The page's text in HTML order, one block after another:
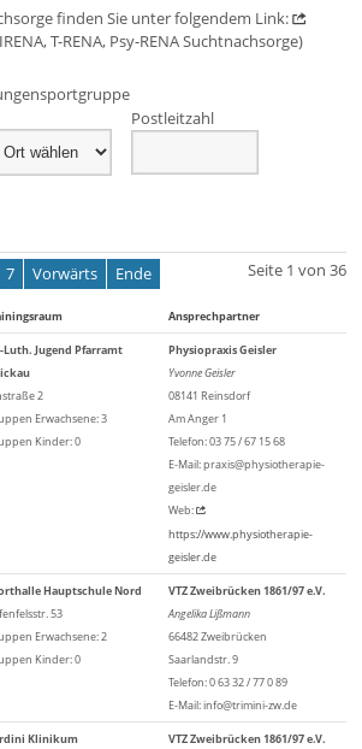
finden Sie unter folgendem Link:
T-RENA, Psy-RENA Suchtnachsorge)
Postleitzahl
Seite 1 von 36
7 Vorwärts Ende
Ansprechpartner
Luth. Jugend Pfarramt
2
Erwachsene: 3
Kinder: 0
Physiopraxis Geisler
Yvonne Geisler
08141 Reinsdorf
Am Anger 1
Telefon: 03 75 / 67 15 68
E-Mail: praxis@physiotherapie-
geisler.de
Web:
https://www.physiotherapie-
geisler.de
Hauptschule Nord
53
Erwachsene: 2
Kinder: 0
VTZ Zweibrücken 1861/97 e.V.
Angelika Lißmann
66482 Zweibrücken
Saarlandstr. 9
Telefon: 0 63 32 / 77 0 89
E-Mail: info@trimini-zw.de
Klinikum
VTZ Zweibrücken 1861/97 e.V.